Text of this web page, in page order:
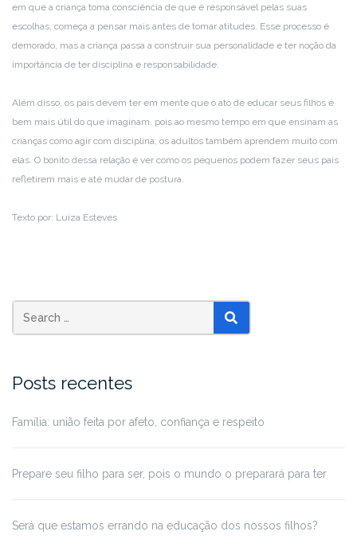
em que a criança toma consciência de que é responsável pelas suas
escolhas, começa a pensar mais antes de tomar atitudes. Esse processo é
demorado, mas a criança passa a construir sua personalidade e ter noção da
importância de ter disciplina e responsabilidade.
Além disso, os pais devem ter em mente que o ato de educar seus filhos é
bem mais útil do que imaginam, pois ao mesmo tempo em que ensinam as
crianças como agir com disciplina, os adultos também aprendem muito com
elas. O bonito dessa relação é ver como os pequenos podem fazer seus pais
refletirem mais e até mudar de postura.
Texto por: Luiza Esteves
Posts recentes
Família: união feita por afeto, confiança e respeito
Prepare seu filho para ser, pois o mundo o preparará para ter
Será que estamos errando na educação dos nossos filhos?